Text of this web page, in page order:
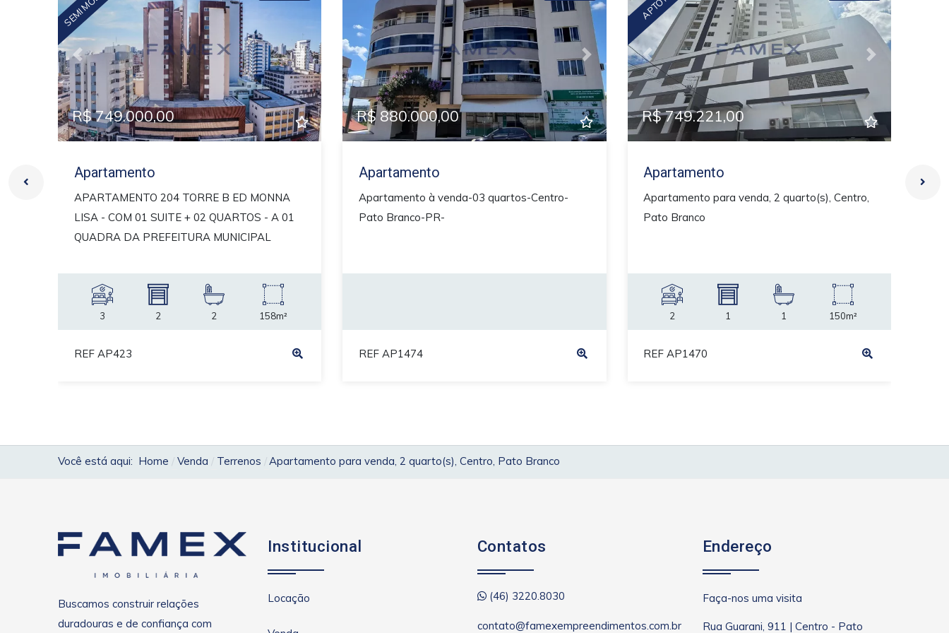
Previous Next
R$ 749.000,00
Apartamento
APARTAMENTO 204 TORRE B ED MONNA
LISA - COM 01 SUITE + 02 QUARTOS - A 01
QUADRA DA PREFEITURA MUNICIPAL
3 2 2 158m²
REF AP423
Previous Next
R$ 880.000,00
Apartamento
Apartamento à venda-03 quartos-Centro-
Pato Branco-PR-
REF AP1474
Previous Next
R$ 749.221,00
Apartamento
Apartamento para venda, 2 quarto(s), Centro,
Pato Branco
2 1 1 150m²
REF AP1470
Você está aqui: Home Venda Terrenos Apartamento para venda, 2 quarto(s), Centro, Pato Branco
Buscamos construir relações
duradouras e de confiança com
Institucional
Locação
Contatos
(46) 3220.8030
contato@famexempreendimentos.com.br
Endereço
Faça-nos uma visita
Rua Guarani, 911 | Centro - Pato